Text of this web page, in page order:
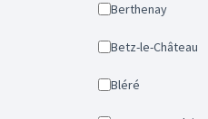
Berthenay
Betz-le-Château
Bléré